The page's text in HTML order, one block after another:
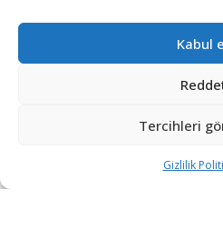
Kabul
Tercihleri
Gizlilik
Yunanistan basınına göre Atina
Denizi (Ege) ile Meriç bölgesindeki
artırmaya yönelik yeni adımlar
görev yapacağı
1 HAFTA ÖNCE